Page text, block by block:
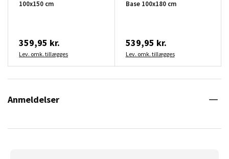
100x150 cm
359,95 kr.
Lev. omk. tillægges
Base 100x180 cm
539,95 kr.
Lev. omk. tillægges
Anmeldelser